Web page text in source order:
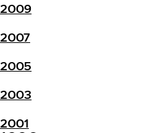
2009
2007
2005
2003
2001